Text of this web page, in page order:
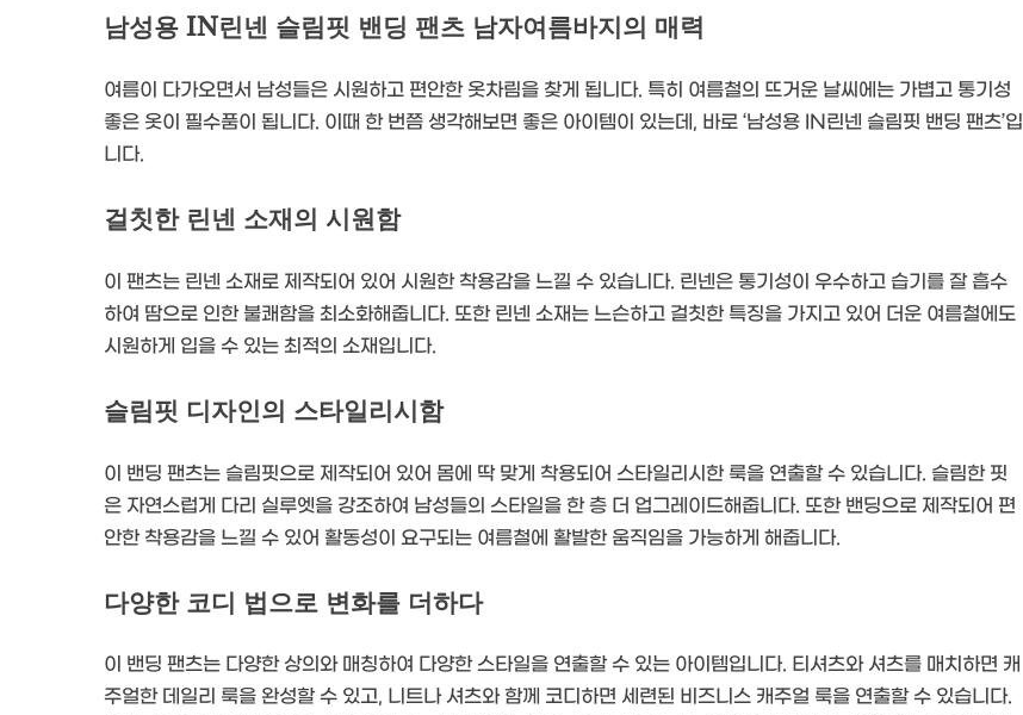
남성용 IN린넨 슬림핏 밴딩 팬츠 남자여름바지의 매력
여름이 다가오면서 남성들은 시원하고 편안한 옷차림을 찾게 됩니다. 특히 여름철의 뜨거운 날씨에는 가볍고 통기성
좋은 옷이 필수품이 됩니다. 이때 한 번쯤 생각해보면 좋은 아이템이 있는데, 바로 ‘남성용 IN린넨 슬림핏 밴딩 팬츠’입
니다.
걸칫한 린넨 소재의 시원함
이 팬츠는 린넨 소재로 제작되어 있어 시원한 착용감을 느낄 수 있습니다. 린넨은 통기성이 우수하고 습기를 잘 흡수
하여 땀으로 인한 불쾌함을 최소화해줍니다. 또한 린넨 소재는 느슨하고 걸칫한 특징을 가지고 있어 더운 여름철에도
시원하게 입을 수 있는 최적의 소재입니다.
슬림핏 디자인의 스타일리시함
이 밴딩 팬츠는 슬림핏으로 제작되어 있어 몸에 딱 맞게 착용되어 스타일리시한 룩을 연출할 수 있습니다. 슬림한 핏
은 자연스럽게 다리 실루엣을 강조하여 남성들의 스타일을 한 층 더 업그레이드해줍니다. 또한 밴딩으로 제작되어 편
안한 착용감을 느낄 수 있어 활동성이 요구되는 여름철에 활발한 움직임을 가능하게 해줍니다.
다양한 코디 법으로 변화를 더하다
이 밴딩 팬츠는 다양한 상의와 매칭하여 다양한 스타일을 연출할 수 있는 아이템입니다. 티셔츠와 셔츠를 매치하면 캐
주얼한 데일리 룩을 완성할 수 있고, 니트나 셔츠와 함께 코디하면 세련된 비즈니스 캐주얼 룩을 연출할 수 있습니다.